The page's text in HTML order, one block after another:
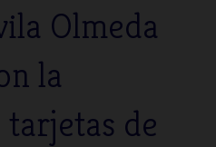
Olmeda
la
de